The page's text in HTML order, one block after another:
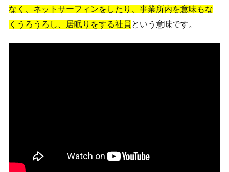
なく、ネットサーフィンをしたり、事業所内を意味もな
くうろうろし、居眠りをする社員 という意味です。